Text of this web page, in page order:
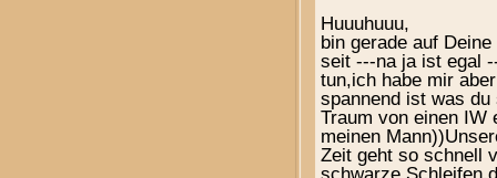
Huuuhuuu,
bin gerade auf
seit ---na ja ist egal
tun,ich habe mir
spannend ist was
Traum von einen IW
meinen
Zeit geht so schnell
schwarze